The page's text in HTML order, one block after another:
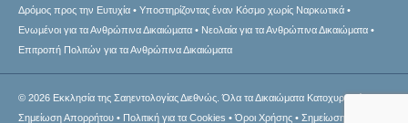
Δρόμος προς την Ευτυχία
Υποστηρίζοντας έναν Κόσμο χωρίς Ναρκωτικά
Ενωµένοι για τα Ανθρώπινα Δικαιώµατα
Νεολαία για τα Ανθρώπινα Δικαιώματα
Επιτροπή Πολιτών για τα Ανθρώπινα Δικαιώματα
© 2026 Εκκλησία της Σαηεντολογίας Διεθνώς.Όλα τα Δικαιώματα Κατοχυρωμένα.
Σημείωση Απορρήτου • Πολιτική για τα Cookies •Όροι Χρήσης • Σημείωση σχετική